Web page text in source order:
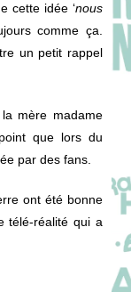
cette idée ‘nous
comme ça.
un petit rappel
mère madame
que lors du
par des fans.
ont été bonne
télé-réalité qui a